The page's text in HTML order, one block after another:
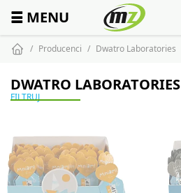
☰ MENU
Producenci Dwatro Laboratories
DWATRO LABORATORIES
FILTRUJ